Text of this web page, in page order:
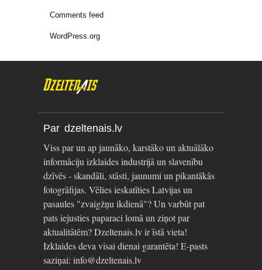
Comments feed
WordPress.org
Par dzeltenais.lv
Viss par un ap jaunāko, karstāko un aktuālāko
informāciju izklaides industrijā un slavenību
dzīvēs - skandāli, stāsti, jaunumi un pikantākās
fotogrāfijas. Vēlies ieskatīties Latvijas un
pasaules "zvaigžņu ikdienā"? Un varbūt pat
pats iejusties paparaci lomā un ziņot par
aktualitātēm? Dzeltenais.lv ir īstā vieta!
Izklaides deva visai dienai garantēta! E-pasts
saziņai: info@dzeltenais.lv